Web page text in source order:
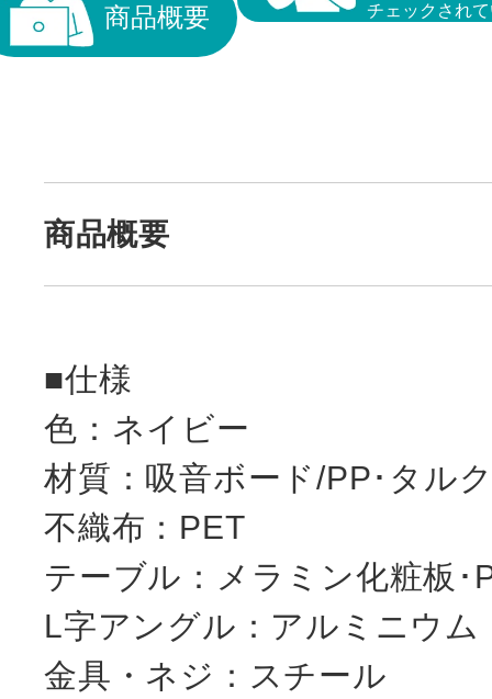
商品概要
チェックされ
商品概要
■仕様
色：ネイビー
材質：吸音ボード/PP･タル
不織布：PET
テーブル：メラミン化粧板･
L字アングル：アルミニウム
金具・ネジ：スチール